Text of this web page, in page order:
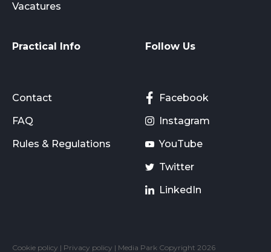
Vacatures
Practical Info
Contact
FAQ
Rules & Regulations
Follow Us
Facebook
Instagram
YouTube
Twitter
LinkedIn
Cookie policy | Privacy policy | Media Park Copyright 2026